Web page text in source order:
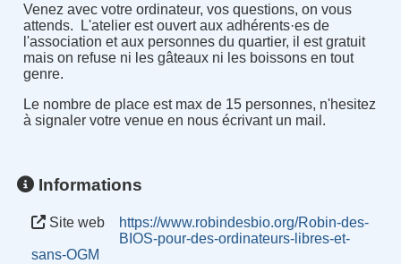
Venez avec votre ordinateur, vos questions, on vous
attends. L'atelier est ouvert aux adhérents·es de
l'association et aux personnes du quartier, il est gratuit
mais on refuse ni les gâteaux ni les boissons en tout
genre.
Le nombre de place est max de 15 personnes, n'hesitez
à signaler votre venue en nous écrivant un mail.
Informations
Site web
https://www.robindesbio.org/Robin-des-
BIOS-pour-des-ordinateurs-libres-et-
sans-OGM